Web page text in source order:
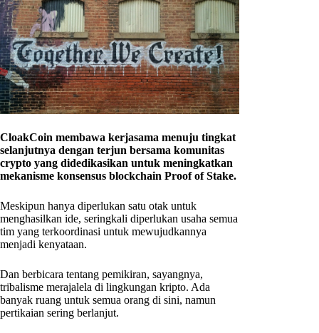
CloakCoin membawa kerjasama menuju tingkat
selanjutnya dengan terjun bersama komunitas
crypto yang didedikasikan untuk meningkatkan
mekanisme konsensus blockchain Proof of Stake.
Meskipun hanya diperlukan satu otak untuk
menghasilkan ide, seringkali diperlukan usaha semua
tim yang terkoordinasi untuk mewujudkannya
menjadi kenyataan.
Dan berbicara tentang pemikiran, sayangnya,
tribalisme merajalela di lingkungan kripto. Ada
banyak ruang untuk semua orang di sini, namun
pertikaian sering berlanjut.